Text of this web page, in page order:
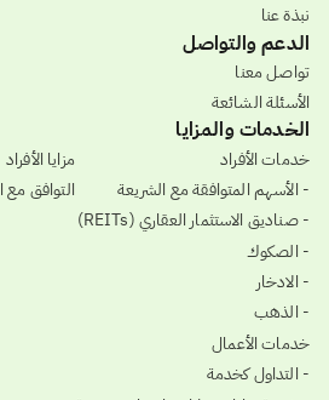
نبذة عنا
الدعم والتواصل
تواصل معنا
الأسئلة الشائعة
الخدمات والمزايا
خدمات الأفراد
- الأسهم المتوافقة مع الشريعة
- صناديق الاستثمار العقاري (REITs)
- الصكوك
- الادخار
- الذهب
خدمات الأعمال
- التداول كخدمة
مزايا الأفراد
التوافق مع